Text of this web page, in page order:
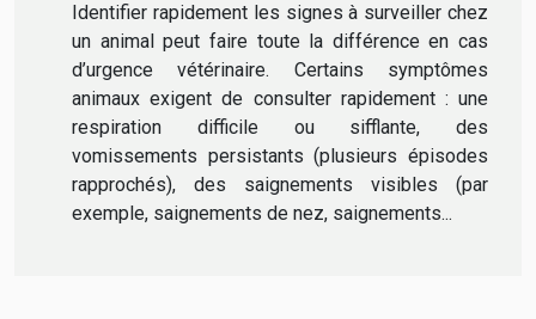
Identifier rapidement les signes à surveiller chez
un animal peut faire toute la différence en cas
d’urgence vétérinaire. Certains symptômes
animaux exigent de consulter rapidement : une
respiration difficile ou sifflante, des
vomissements persistants (plusieurs épisodes
rapprochés), des saignements visibles (par
exemple, saignements de nez, saignements...